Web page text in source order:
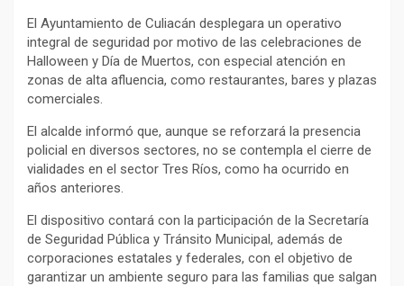
El Ayuntamiento de Culiacán desplegara un operativo
integral de seguridad por motivo de las celebraciones de
Halloween y Día de Muertos, con especial atención en
zonas de alta afluencia, como restaurantes, bares y plazas
comerciales.
El alcalde informó que, aunque se reforzará la presencia
policial en diversos sectores, no se contempla el cierre de
vialidades en el sector Tres Ríos, como ha ocurrido en
años anteriores.
El dispositivo contará con la participación de la Secretaría
de Seguridad Pública y Tránsito Municipal, además de
corporaciones estatales y federales, con el objetivo de
garantizar un ambiente seguro para las familias que salgan